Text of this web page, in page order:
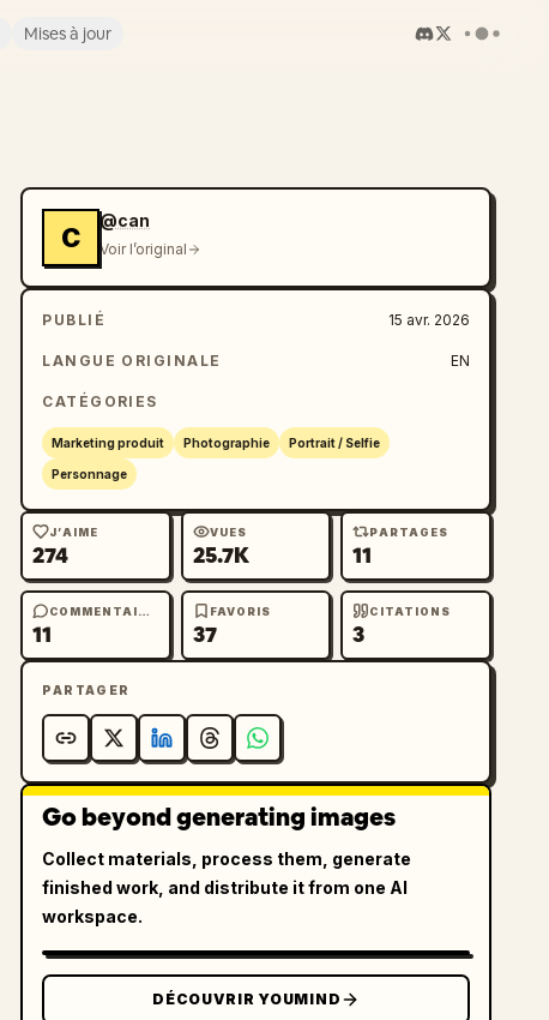
Mises à jour
C
@can
Voir l’original
PUBLIÉ 15 avr. 2026
LANGUE ORIGINALE EN
CATÉGORIES
Marketing produit Photographie Portrait / Selfie
Personnage
J’AIME
274
VUES
25.7K
PARTAGES
11
COMMENTAIRES
11
FAVORIS
37
CITATIONS
3
PARTAGER
Go beyond generating images
Collect materials, process them, generate
finished work, and distribute it from one AI
workspace.
DÉCOUVRIR YOUMIND